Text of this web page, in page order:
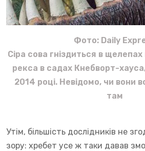
Фото: Daily
Сіра сова гніздиться в щелепах
рекса в садах Кнебворт-
2014 році. Невідомо, чи вони
там
Утім, більшість дослідників не
зору: хребет усе ж таки давав